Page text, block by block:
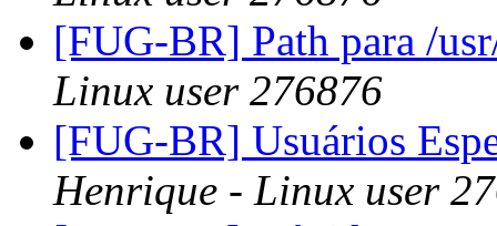
[FUG-BR] Path para /
Linux user 276876
[FUG-BR] Usuários
Henrique - Linux user